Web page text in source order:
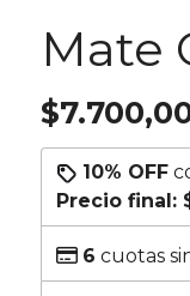
Mate
10% OFF
Precio final:
6 cuotas